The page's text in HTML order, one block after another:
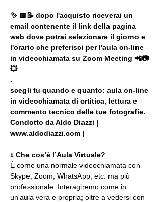
✨ 📅📝 dopo l'acquisto riceverai un
email contenente il link della pagina
web dove potrai selezionare il giorno e
l'orario che preferisci per l'aula on-line
in videochiamata su Zoom Meeting 📲📷
💥
.
scegli tu quando e quanto: aula on-line
in videochiamata di crtitica, lettura e
commento tecnico delle tue fotografie.
Condotto da Aldo Diazzi |
www.aldodiazzi.com |
ℹ Che cos’è l’Aula Virtuale?
È come una normale videochiamata con
Skype, Zoom, WhatsApp, etc. ma più
professionale. Interagiremo come in
un'aula vera e propria; oltre a vedersi con